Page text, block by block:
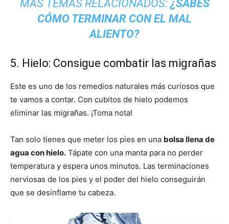
MÁS TEMAS RELACIONADOS: ¿SABES
CÓMO TERMINAR CON EL MAL
ALIENTO?
5. Hielo: Consigue combatir las migrañas
Este es uno de los remedios naturales más curiosos que
te vamos a contar. Con cubitos de hielo podemos
eliminar las migrañas. ¡Toma nota!
Tan solo tienes que meter los pies en una bolsa llena de
agua con hielo. Tápate con una manta para no perder
temperatura y espera unos minutos. Las terminaciones
nerviosas de los pies y el poder del hielo conseguirán
que se desinflame tu cabeza.